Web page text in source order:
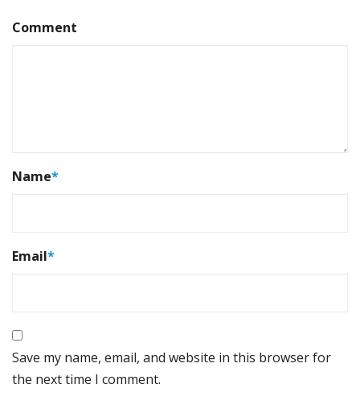
Comment
Name*
Email*
Save my name, email, and website in this browser for
the next time I comment.